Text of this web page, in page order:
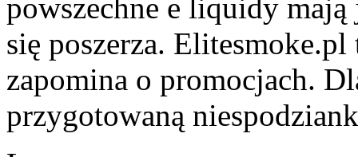
powszechne e liquidy
się poszerza.
zapomina o promocjach.
przygotowaną